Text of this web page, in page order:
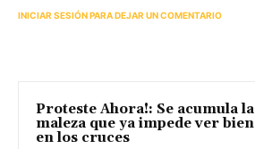
INICIAR SESIÓN PARA DEJAR UN COMENTARIO
Proteste Ahora!: Se acumula la
maleza que ya impede ver bien
en los cruces